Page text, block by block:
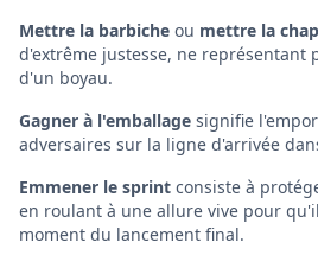
Mettre la barbiche ou mettre la
d'extrême justesse, ne représentant
d'un boyau.
Gagner à l'emballage signifie
adversaires sur la ligne d'arrivée
Emmener le sprint consiste à
en roulant à une allure vive pour
moment du lancement final.